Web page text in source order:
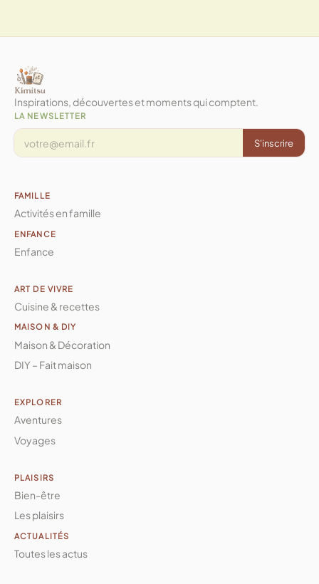
Inspirations, découvertes et moments qui comptent.
LA NEWSLETTER
S'inscrire
FAMILLE
Activités en famille
ENFANCE
Enfance
ART DE VIVRE
Cuisine & recettes
MAISON & DIY
Maison & Décoration
DIY – Fait maison
EXPLORER
Aventures
Voyages
PLAISIRS
Bien-être
Les plaisirs
ACTUALITÉS
Toutes les actus